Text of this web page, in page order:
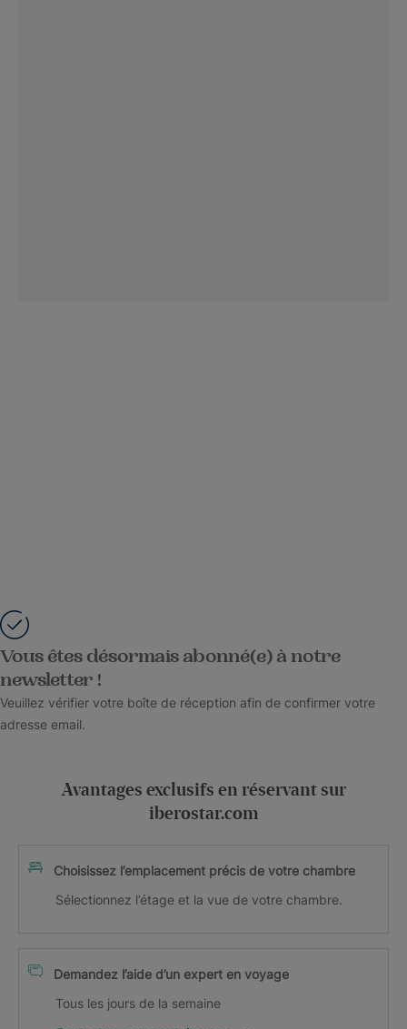
Vous êtes désormais abonné(e) à notre
newsletter !
Veuillez vérifier votre boîte de réception afin de confirmer votre
adresse email.
Avantages exclusifs en réservant sur
iberostar.com
Choisissez l’emplacement précis de votre chambre
Sélectionnez l’étage et la vue de votre chambre.
Demandez l’aide d’un expert en voyage
Tous les jours de la semaine